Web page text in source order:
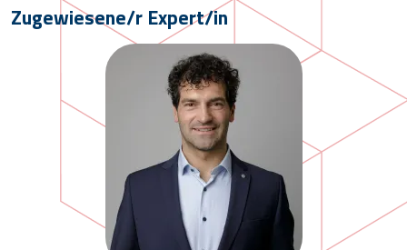
Zugewiesene/r Expert/in